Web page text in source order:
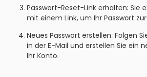
Passwort-Reset-Link erhalten: Sie
mit einem Link, um Ihr Passwort
Neues Passwort erstellen: Folgen
in der E-Mail und erstellen Sie ein
Ihr Konto.